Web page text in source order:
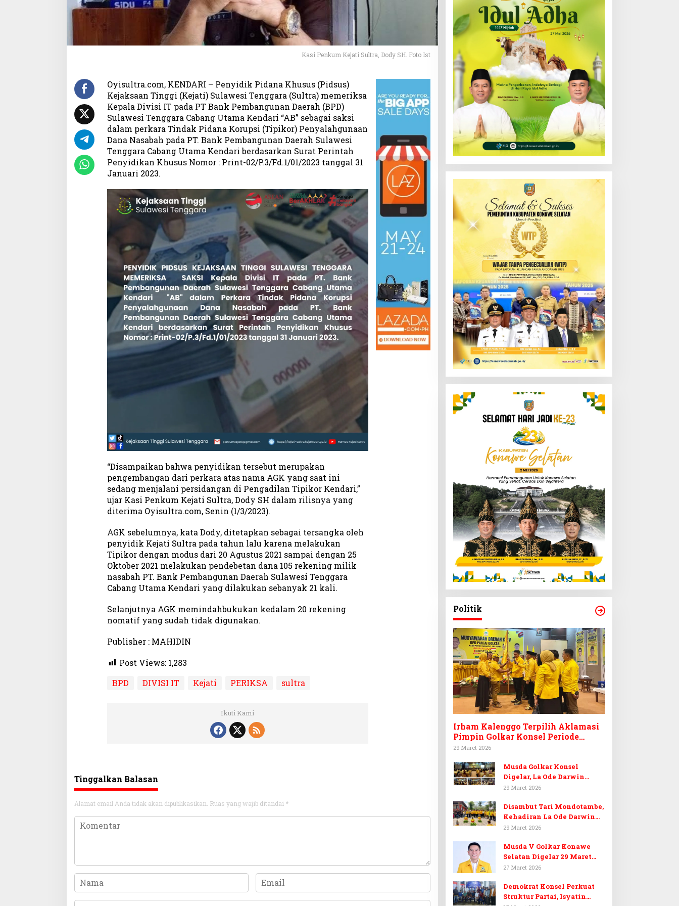
s
P
D
S
u
t
r
a
Kasi Penkum Kejati Sultra, Dody SH. Foto Ist
Oyisultra.com, KENDARI – Penyidik Pidana Khusus (Pidsus)
Kejaksaan Tinggi (Kejati) Sulawesi Tenggara (Sultra) memeriksa
Kepala Divisi IT pada PT Bank Pembangunan Daerah (BPD)
Sulawesi Tenggara Cabang Utama Kendari “AB” sebagai saksi
dalam perkara Tindak Pidana Korupsi (Tipikor) Penyalahgunaan
Dana Nasabah pada PT. Bank Pembangunan Daerah Sulawesi
Tenggara Cabang Utama Kendari berdasarkan Surat Perintah
Penyidikan Khusus Nomor : Print-02/P.3/Fd.1/01/2023 tanggal 31
Januari 2023.
“Disampaikan bahwa penyidikan tersebut merupakan
pengembangan dari perkara atas nama AGK yang saat ini
sedang menjalani persidangan di Pengadilan Tipikor Kendari,”
ujar Kasi Penkum Kejati Sultra, Dody SH dalam rilisnya yang
diterima Oyisultra.com, Senin (1/3/2023).
AGK sebelumnya, kata Dody, ditetapkan sebagai tersangka oleh
penyidik Kejati Sultra pada tahun lalu karena melakukan
Tipikor dengan modus dari 20 Agustus 2021 sampai dengan 25
Oktober 2021 melakukan pendebetan dana 105 rekening milik
nasabah PT. Bank Pembangunan Daerah Sulawesi Tenggara
Cabang Utama Kendari yang dilakukan sebanyak 21 kali.
Selanjutnya AGK memindahbukukan kedalam 20 rekening
nomatif yang sudah tidak digunakan.
Publisher : MAHIDIN
Post Views: 1,283
BPD
DIVISI IT Kejati PERIKSA sultra
Ikuti Kami
Tinggalkan Balasan
Alamat email Anda tidak akan dipublikasikan. Ruas yang wajib ditandai *
Politik
Irham Kalenggo Terpilih Aklamasi
Pimpin Golkar Konsel Periode
Ketiga
29 Maret 2026
Musda Golkar Konsel
Digelar, La Ode Darwin
Tekankan Soliditas Kader
Konawe Selatan
29 Maret 2026
Disambut Tari Mondotambe,
Kehadiran La Ode Darwin
Hangatkan Musda V Golkar
29 Maret 2026
Musda V Golkar Konawe
Selatan Digelar 29 Maret
2026, Dukungan Menguat
27 Maret 2026
Demokrat Konsel Perkuat
Struktur Partai, Isyatin